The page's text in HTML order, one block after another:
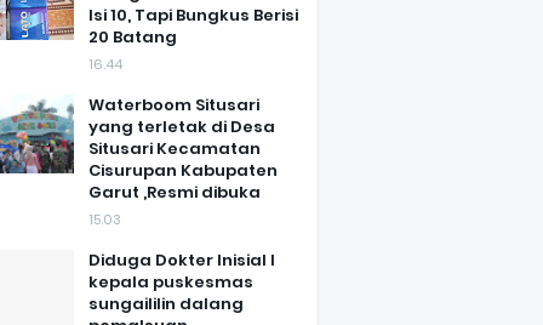
Isi 10, Tapi Bungkus Berisi
20 Batang
16.44
Waterboom Situsari
yang terletak di Desa
Situsari Kecamatan
Cisurupan Kabupaten
Garut ,Resmi dibuka
15.03
Diduga Dokter Inisial I
kepala puskesmas
sungaililin dalang